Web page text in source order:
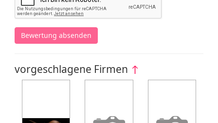
Bewertung absenden
vorgeschlagene Firmen ↑